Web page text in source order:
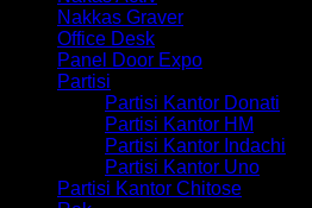
Nakkas Graver
Office Desk
Panel Door Expo
Partisi
Partisi Kantor Donati
Partisi Kantor HM
Partisi Kantor Indachi
Partisi Kantor Uno
Partisi Kantor Chitose